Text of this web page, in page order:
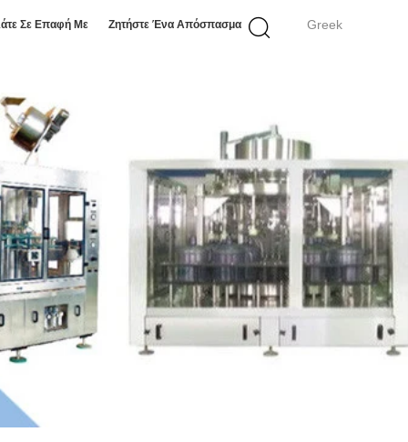
Greek
Σε Επαφή Με Ζητήστε Ένα Απόσπασμα